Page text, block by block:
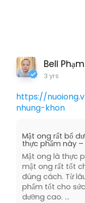
Bell Phạm
3 yrs
https://
nhung-khon
Mật ong rất bổ
thực phẩm này –
Mật ong là thực
mật ong rất tốt
đúng cách. Từ
phẩm tốt cho
dưỡng cao. …